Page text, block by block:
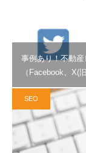
事例あり！不動
（Facebook、X(
SEO